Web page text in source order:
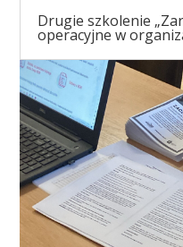
Drugie szkolenie
operacyjne w